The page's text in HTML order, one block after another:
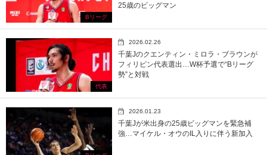
Bリーグ
25歳のビッグマン
代表
2026.02.26
千葉Jのクエンティン・ミロラ・ブラウンが
フィリピン代表選出…W杯予選で“Bリーグ
勢”と対戦
2026.01.23
千葉Jが米出身の25歳ビッグマンを緊急補
強…マイケル・オウのIL入りに伴う新加入